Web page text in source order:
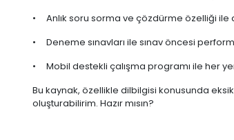
• Anlık soru sorma ve çözdürme özelliği ile
• Deneme sınavları ile sınav öncesi
• Mobil destekli çalışma programı ile her
Bu kaynak, özellikle dilbilgisi konusunda
oluşturabilirim. Hazır mısın?